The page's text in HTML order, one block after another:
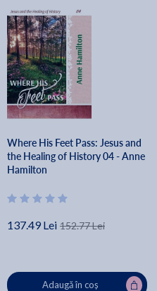
Where His Feet Pass: Jesus and
the Healing of History 04 - Anne
Hamilton
137.49 Lei 152.77 Lei
Adaugă în coș